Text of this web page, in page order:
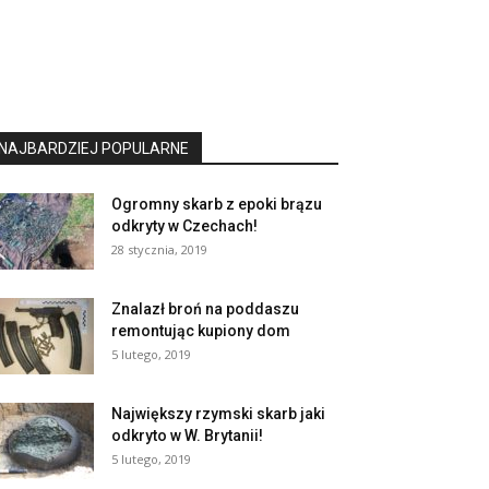
POPULARNE
Ogromny skarb z epoki brązu
odkryty w Czechach!
28 stycznia, 2019
Znalazł broń na poddaszu
remontując kupiony dom
5 lutego, 2019
Największy rzymski skarb jaki
odkryto w W. Brytanii!
5 lutego, 2019